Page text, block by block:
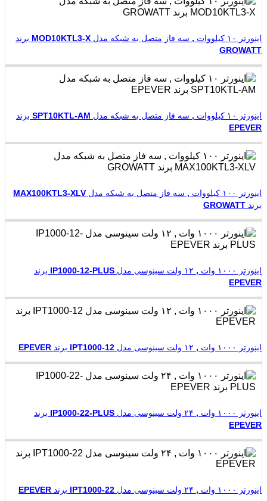
اینورتر ۱۰ کیلووات , سه فاز متصل به شبکه مدل MOD10KTL3-X برند
GROWATT
اینورتر ۱۰ کیلووات , سه فاز متصل به شبکه مدل SPT10KTL-AM برند
EPEVER
اینورتر ۱۰۰ کیلووات , سه فاز متصل به شبکه مدل MAX100KTL3-XLV
برند GROWATT
اینورتر ۱۰۰۰ وات , ۱۲ ولت سینوسی مدل IP1000-12-PLUS برند
EPEVER
اینورتر ۱۰۰۰ وات , ۱۲ ولت سینوسی مدل IPT1000-12 برند EPEVER
اینورتر ۱۰۰۰ وات , ۲۴ ولت سینوسی مدل IP1000-22-PLUS برند
EPEVER
اینورتر ۱۰۰۰ وات , ۲۴ ولت سینوسی مدل IPT1000-22 برند EPEVER